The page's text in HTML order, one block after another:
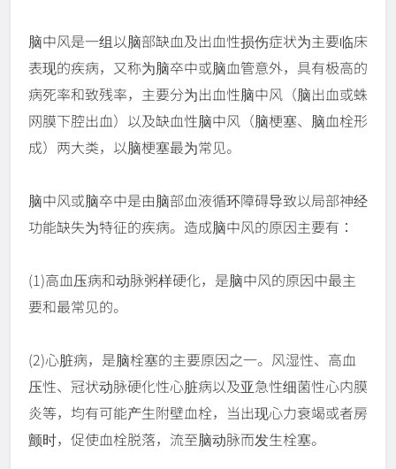
脑中风是一组以脑部缺血及出血性损伤症状为主要临床
表现的疾病，又称为脑卒中或脑血管意外，具有极高的
病死率和致残率，主要分为出血性脑中风（脑出血或蛛
网膜下腔出血）以及缺血性脑中风（脑梗塞、脑血栓形
成）两大类，以脑梗塞最为常见。
脑中风或脑卒中是由脑部血液循环障碍导致以局部神经
功能缺失为特征的疾病。造成脑中风的原因主要有：
(1)高血压病和动脉粥样硬化，是脑中风的原因中最主
要和最常见的。
(2)心脏病，是脑栓塞的主要原因之一。风湿性、高血
压性、冠状动脉硬化性心脏病以及亚急性细菌性心内膜
炎等，均有可能产生附壁血栓，当出现心力衰竭或者房
颤时，促使血栓脱落，流至脑动脉而发生栓塞。